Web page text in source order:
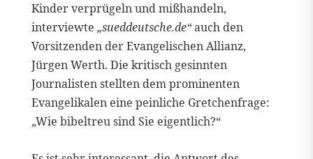
Kinder verprügeln und mißhandeln,
interviewte „sueddeutsche.de“auch den
Vorsitzenden der Evangelischen Allianz,
Jürgen Werth. Die kritisch gesinnten
Journalisten stellten dem prominenten
Evangelikalen eine peinliche Gretchenfrage:
„Wie bibeltreu sind Sie eigentlich?“